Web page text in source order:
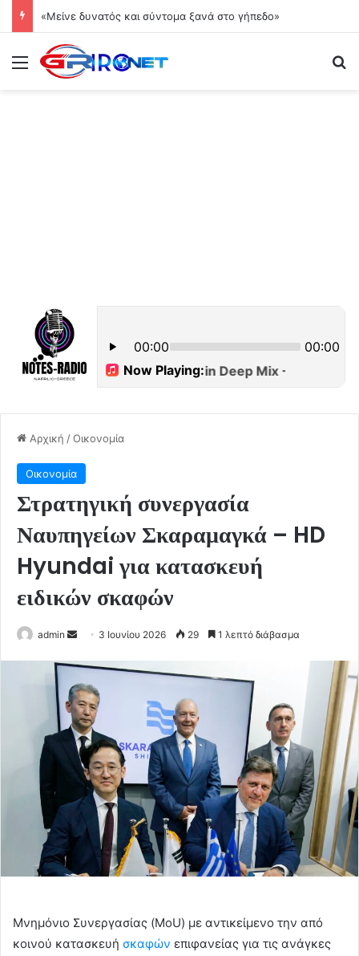
«Μείνε δυνατός και σύντομα ξανά στο γήπεδο»
Μενού
Αρχική /Οικονομία
Οικονομία
Στρατηγική συνεργασία
Ναυπηγείων Σκαραμαγκά – HD
Hyundai για κατασκευή
ειδικών σκαφών
admin
Send
email
3 Ιουνίου 2026 29 1 λεπτό διάβασμα
Μνημόνιο Συνεργασίας (MoU) με αντικείμενο την από
κοινού κατασκευή σκαφών επιφανείας για τις ανάγκες